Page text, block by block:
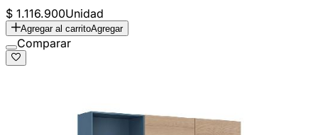
$ 1.116.900Unidad
Agregar al carritoAgregar
Comparar